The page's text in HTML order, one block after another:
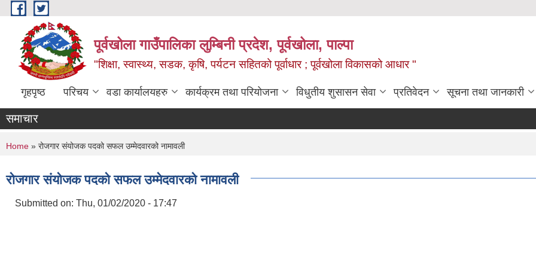
Skip to main content
पूर्वखोला गाउँपालिका लुम्बिनी प्रदेश, पूर्वखोला, पाल्पा
"शिक्षा, स्वास्थ्य, सडक, कृषि, पर्यटन सहितको पूर्वाधार ; पूर्वखोला विकासको आधार "
गृहपृष्ठ परिचय वडा कार्यालयहरु कार्यक्रम तथा परियोजना विधुतीय शुसासन सेवा प्रतिवेदन सूचना तथा जानकारी
समाचार
You are here
Home » रोजगार संयोजक पदको सफल उम्मेदवारको नामावली
रोजगार संयोजक पदको सफल उम्मेदवारको नामावली
Submitted on: Thu, 01/02/2020 - 17:47